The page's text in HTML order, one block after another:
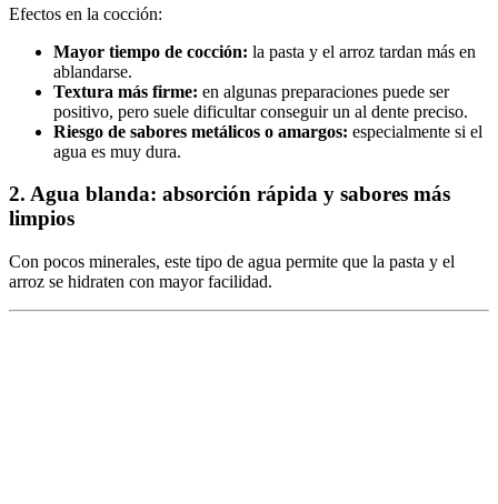
Efectos en la cocción:
Mayor tiempo de cocción: la pasta y el arroz tardan más en
ablandarse.
Textura más firme: en algunas preparaciones puede ser
positivo, pero suele dificultar conseguir un al dente preciso.
Riesgo de sabores metálicos o amargos: especialmente si el
agua es muy dura.
2. Agua blanda: absorción rápida y sabores más
limpios
Con pocos minerales, este tipo de agua permite que la pasta y el
arroz se hidraten con mayor facilidad.